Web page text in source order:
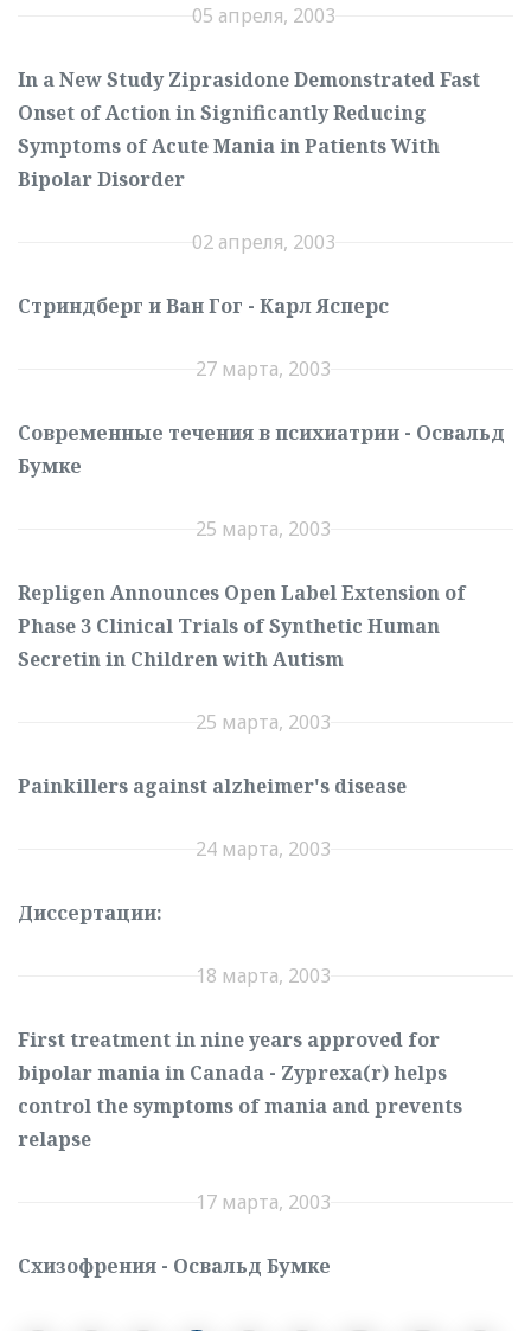
05 апреля, 2003
In a New Study Ziprasidone Demonstrated Fast
Onset of Action in Significantly Reducing
Symptoms of Acute Mania in Patients With
Bipolar Disorder
02 апреля, 2003
Стриндберг и Ван Гог - Карл Ясперс
27 марта, 2003
Современные течения в психиатрии - Освальд
Бумке
25 марта, 2003
Repligen Announces Open Label Extension of
Phase 3 Clinical Trials of Synthetic Human
Secretin in Children with Autism
25 марта, 2003
Painkillers against alzheimer's disease
24 марта, 2003
Диссертации:
18 марта, 2003
First treatment in nine years approved for
bipolar mania in Canada - Zyprexa(r) helps
control the symptoms of mania and prevents
relapse
17 марта, 2003
Схизофрения - Освальд Бумке